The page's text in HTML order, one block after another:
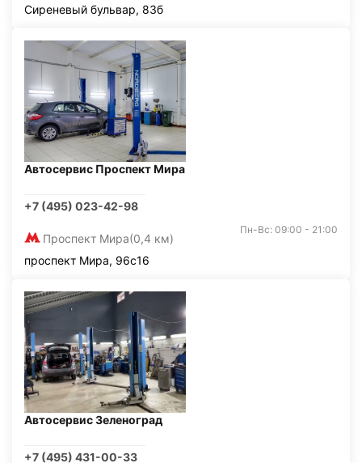
Сиреневый бульвар, 83б
Автосервис Проспект Мира
+7 (495) 023-42-98
Проспект Мира(0,4 км)
Пн-Вс: 09:00 - 21:00
проспект Мира, 96с16
Автосервис Зеленоград
+7 (495) 431-00-33